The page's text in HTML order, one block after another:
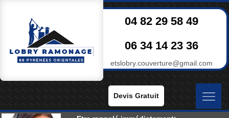
04 82 29 58 49
06 34 14 23 36
etslobry.couverture@gmail.com
Devis Gratuit